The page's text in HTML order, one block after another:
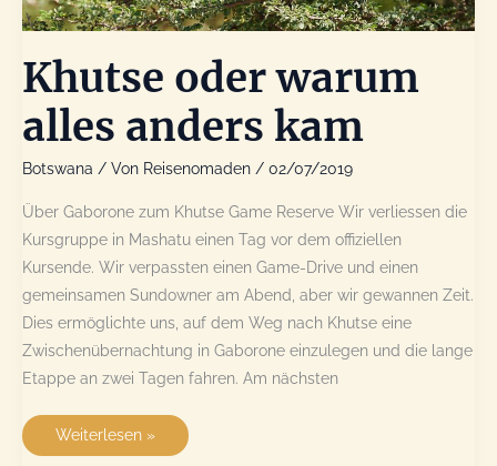
Khutse oder warum
alles anders kam
Botswana / Von Reisenomaden / 02/07/2019
Über Gaborone zum Khutse Game Reserve Wir verliessen die
Kursgruppe in Mashatu einen Tag vor dem offiziellen
Kursende. Wir verpassten einen Game-Drive und einen
gemeinsamen Sundowner am Abend, aber wir gewannen Zeit.
Dies ermöglichte uns, auf dem Weg nach Khutse eine
Zwischenübernachtung in Gaborone einzulegen und die lange
Etappe an zwei Tagen fahren. Am nächsten
Khutse
Weiterlesen »